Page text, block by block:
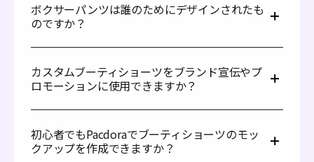
ボクサーパンツは誰のためにデザインされたも
のですか？
けにデザインされています。これらのショーツは特に、ダ
ンサー、フィットネス愛好家、アスリート、ジム利用者の
間で人気があります。また、多くのパフォーマー、チアリ
カスタムブーティショーツをブランド宣伝やプ
ロモーションに使用できますか？
を使用して、ブランドプロモーションや顧客維持に活用で
きます。スポーツチーム、フィットネスモデル、インフル
エンサーに配布することで、イベント、動画、フォトセッ
初心者でもPacdoraでブーティショーツのモッ
クアップを作成できますか？